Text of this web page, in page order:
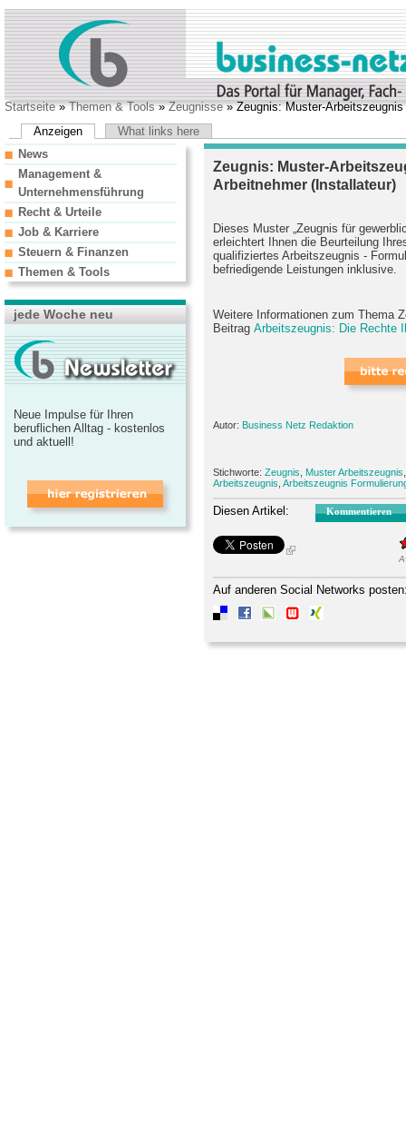
Startseite»Themen & Tools»Zeugnisse» Zeugnis: Muster-Arbeitszeugnis
Anzeigen
What links here
Zeugnis: Muster-
Arbeitnehmer (Installateur)
Dieses Muster „Zeugnis für
erleichtert Ihnen die Beurteilung
qualifiziertes Arbeitszeugnis -
befriedigende Leistungen inklusive.
Weitere Informationen zum Thema
Beitrag Arbeitszeugnis: Die Rechte
Autor: Business Netz Redaktion
Stichworte: Zeugnis Muster Arbeitszeugnis
Arbeitszeugnis Arbeitszeugnis
Diesen Artikel: Kommentieren
Auf anderen Social Networks
News
Management &
Unternehmensführung
Recht & Urteile
Job & Karriere
Steuern & Finanzen
Themen & Tools
jede Woche neu
Neue Impulse für Ihren
beruflichen Alltag - kostenlos
und aktuell!